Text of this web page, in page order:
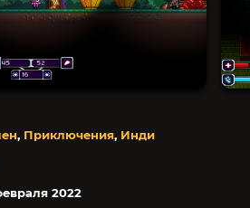
, Приключения, Инди
2022